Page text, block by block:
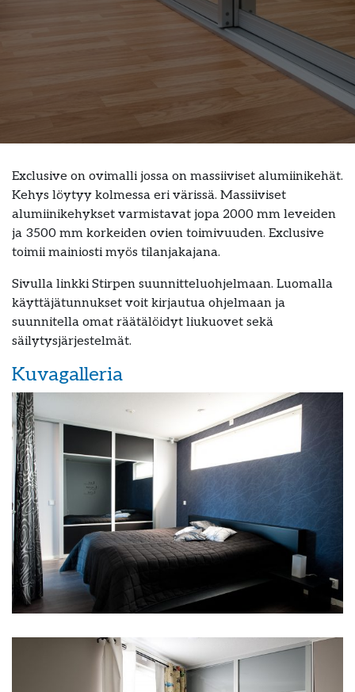
Exclusive on ovimalli jossa on massiiviset alumiinikehät.
Kehys löytyy kolmessa eri värissä. Massiiviset
alumiinikehykset varmistavat jopa 2000 mm leveiden
ja 3500 mm korkeiden ovien toimivuuden. Exclusive
toimii mainiosti myös tilanjakajana.
Sivulla linkki Stirpen suunnitteluohjelmaan. Luomalla
käyttäjätunnukset voit kirjautua ohjelmaan ja
suunnitella omat räätälöidyt liukuovet sekä
säilytysjärjestelmät.
Kuvagalleria